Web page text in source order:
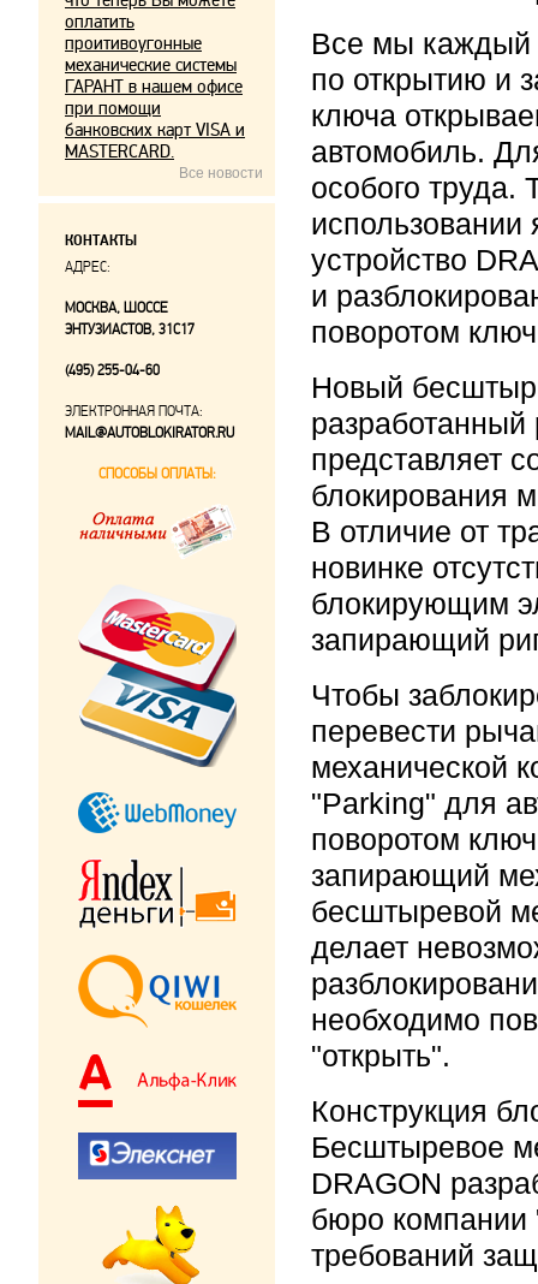
Все мы каждый
по открытию и
ключа
автомобиль.
особого
использовании
устройство
и
поворотом
Новый
представляет
блокирования
В отличие от
новинке
блокирующим
запирающий
Чтобы
перевести
механической
"Parking" для
поворотом
запирающий
бесштыревой
делает
необходимо
"открыть".
Конструкция
Бесштыревое
DRAGON
бюро
требований
оплатить
проитивоугонные
механические системы
ГАРАНТ в нашем офисе
при помощи
банковских карт VISA и
MASTERCARD.
Все новости
КОНТАКТЫ
АДРЕС:
МОСКВА, ШОССЕ
ЭНТУЗИАСТОВ, 31С17
(495) 255-04-60
ЭЛЕКТРОННАЯ ПОЧТА:
MAIL@AUTOBLOKIRATOR.RU
СПОСОБЫ ОПЛАТЫ: